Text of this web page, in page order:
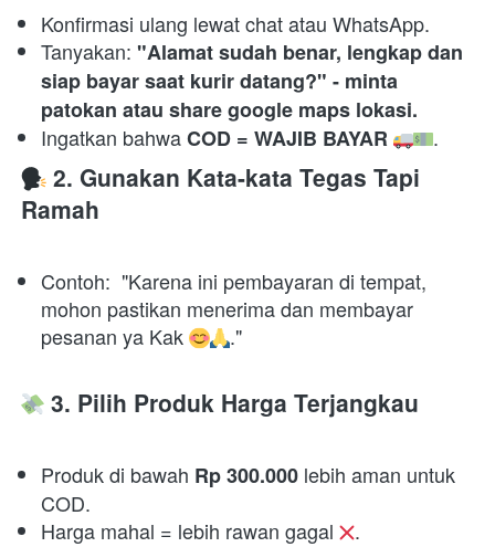
Konfirmasi ulang lewat chat atau WhatsApp.
Tanyakan: "Alamat sudah benar, lengkap dan
siap bayar saat kurir datang?" - minta
patokan atau share google maps lokasi.
Ingatkan bahwa COD = WAJIB BAYAR .
2. Gunakan Kata-kata Tegas Tapi
Ramah
Contoh:  "Karena ini pembayaran di tempat,
mohon pastikan menerima dan membayar
pesanan ya Kak
."
3. Pilih Produk Harga Terjangkau
Produk di bawah Rp 300.000 lebih aman untuk
COD.
Harga mahal = lebih rawan gagal
.